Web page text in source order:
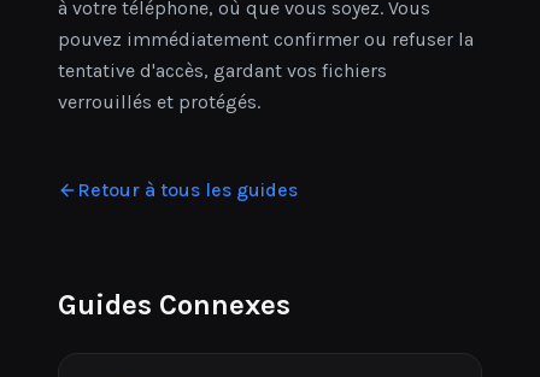
à votre téléphone, où que vous soyez. Vous
pouvez immédiatement confirmer ou refuser la
tentative d'accès, gardant vos fichiers
verrouillés et protégés.
Retour à tous les guides
Guides Connexes